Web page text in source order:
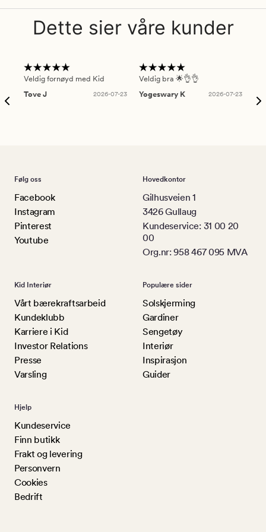
Dette sier våre kunder
Veldig fornøyd med Kid
Tove J
2026-07-23
Veldig bra 🌟👌👌
Yogeswary K
2026-07-23
Følg oss
Facebook
Instagram
Pinterest
Youtube
Hovedkontor
Gilhusveien 1
3426 Gullaug
Kundeservice: 31 00 20
00
Org.nr: 958 467 095 MVA
Kid Interiør
Vårt bærekraftsarbeid
Kundeklubb
Karriere i Kid
Investor Relations
Presse
Varsling
Populære sider
Solskjerming
Gardiner
Sengetøy
Interiør
Inspirasjon
Guider
Hjelp
Kundeservice
Finn butikk
Frakt og levering
Personvern
Cookies
Bedrift